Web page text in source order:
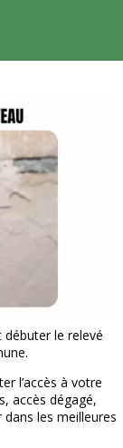
le relevé
l’accès à votre
accès dégagé,
les meilleures